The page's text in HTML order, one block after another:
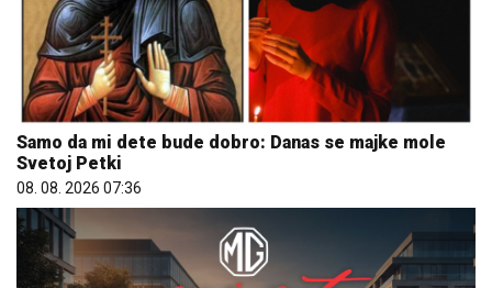
Samo da mi dete bude dobro: Danas se majke mole
Svetoj Petki
08. 08. 2026 07:36